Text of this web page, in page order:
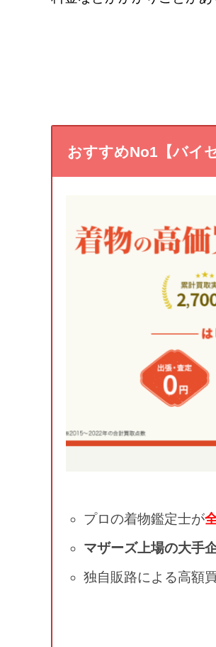
おすすめNo1【バイ
プロの着物鑑定士が
マザーズ上場の大手
独自販路による高額